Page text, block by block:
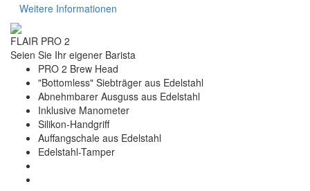
Weitere Informationen
FLAIR PRO 2
Seien Sie Ihr eigener Barista
PRO 2 Brew Head
"Bottomless" Siebträger aus Edelstahl
Abnehmbarer Ausguss aus Edelstahl
Inklusive Manometer
Silikon-Handgriff
Auffangschale aus Edelstahl
Edelstahl-Tamper